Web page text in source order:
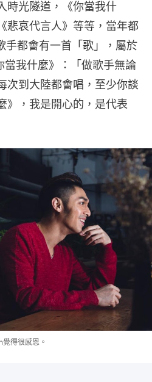
時光隧道，《你當我什
悲哀代言人》等等，當年都
手都會有一首「歌」，屬於
我什麼》：「做歌手無論
次到大陸都會唱，至少你談
》，我是開心的，是代表
得很感恩。